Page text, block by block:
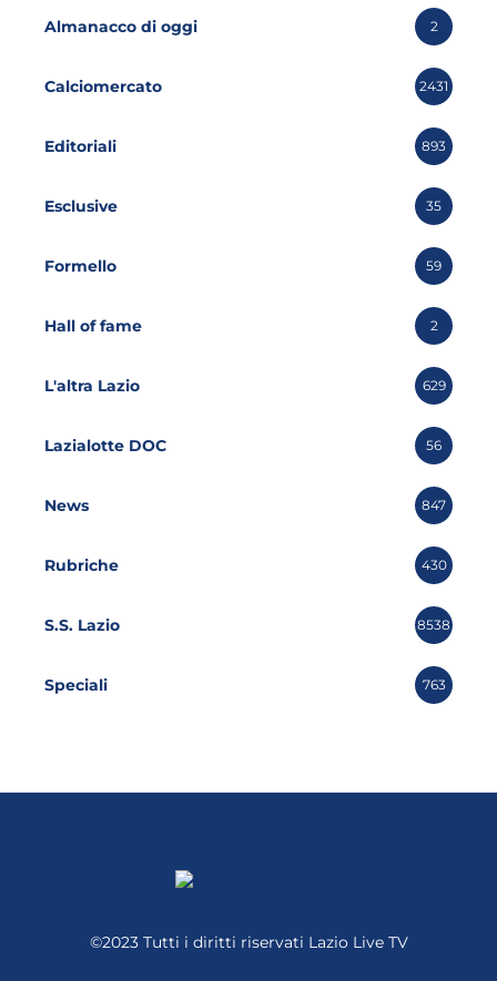
Almanacco di oggi 2
Calciomercato 2431
Editoriali 893
Esclusive 35
Formello 59
Hall of fame 2
L'altra Lazio 629
Lazialotte DOC 56
News 847
Rubriche 430
S.S. Lazio 8538
Speciali 763
©2023 Tutti i diritti riservati Lazio Live TV